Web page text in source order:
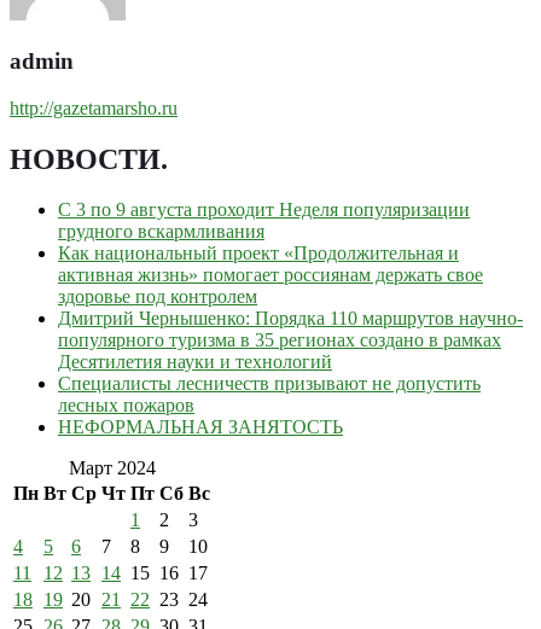
admin
http://gazetamarsho.ru
НОВОСТИ.
С 3 по 9 августа проходит Неделя популяризации
грудного вскармливания
Как национальный проект «Продолжительная и
активная жизнь» помогает россиянам держать свое
здоровье под контролем
Дмитрий Чернышенко: Порядка 110 маршрутов научно-
популярного туризма в 35 регионах создано в рамках
Десятилетия науки и технологий
Специалисты лесничеств призывают не допустить
лесных пожаров
НЕФОРМАЛЬНАЯ ЗАНЯТОСТЬ
Март 2024
Пн Вт Ср Чт Пт Сб Вс
1
2
3
4
5 6 7 8 9
10
11
12 13 14 15 16 17
18 19 20 21 22 23 24